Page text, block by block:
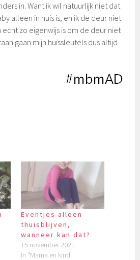
in. Want ik wil natuurlijk niet dat
alleen in huis is, en ik de deur niet
echt zo eigenwijs is om de deur niet
gaan mijn huissleutels dus altijd
Eventjes alleen
thuisblijven,
wanneer kan dat?
15 november 2021
In "Mama en kind"